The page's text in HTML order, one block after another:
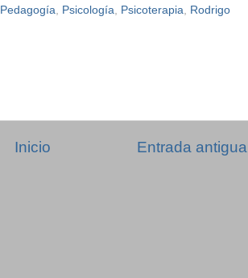
Pedagogía Psicología Psicoterapia
Rodrigo
Entrada antigua
Inicio